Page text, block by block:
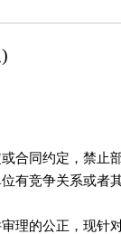
合同约定，禁止
有竞争关系或者
理的公正，现针